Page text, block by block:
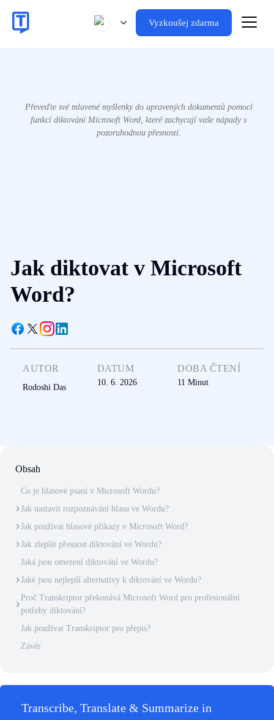
Vyzkoušej zdarma
Převeďte své mluvené myšlenky do upravených dokumentů pomocí
funkcí diktování Microsoft Word, které zachycují vaše nápady s
pozoruhodnou přesností.
Jak diktovat v Microsoft
Word?
AUTOR
Rodoshi Das
DATUM
10. 6. 2026
DOBA ČTENÍ
11 Minut
Obsah
Co je hlasové psaní v Microsoft Wordu?
Jak nastavit rozpoznávání hlasu ve Wordu?
Jak používat hlasové příkazy v Microsoft Word?
Jak zlepšit přesnost diktování ve Wordu?
Jaká jsou omezení diktování ve Wordu?
Jaké jsou nejlepší alternativy k diktování ve Wordu?
Proč Transkriptor překonává Microsoft Word pro profesionální
potřeby diktování?
Jak používat Transkriptor pro přepis?
Závěr
Transcribe, Translate & Summarize in